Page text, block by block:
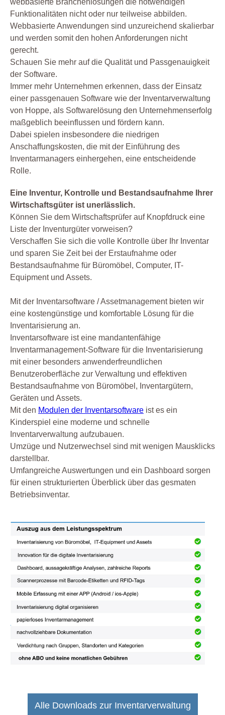
webbasierte Branchenlösungen die notwendigen
Funktionalitäten nicht oder nur teilweise abbilden.
Webbasierte Anwendungen sind unzureichend skalierbar
und werden somit den hohen Anforderungen nicht
gerecht.
Schauen Sie mehr auf die Qualität und Passgenauigkeit
der Software.
Immer mehr Unternehmen erkennen, dass der Einsatz
einer passgenauen Software wie der Inventarverwaltung
von Hoppe, als Softwarelösung den Unternehmenserfolg
maßgeblich beeinflussen und fördern kann.
Dabei spielen insbesondere die niedrigen
Anschaffungskosten, die mit der Einführung des
Inventarmanagers einhergehen, eine entscheidende
Rolle.
Eine Inventur, Kontrolle und Bestandsaufnahme Ihrer
Wirtschaftsgüter ist unerlässlich.
Können Sie dem Wirtschaftsprüfer auf Knopfdruck eine
Liste der Inventurgüter vorweisen?
Verschaffen Sie sich die volle Kontrolle über Ihr Inventar
und sparen Sie Zeit bei der Erstaufnahme oder
Bestandsaufnahme für Büromöbel, Computer, IT-
Equipment und Assets.
Mit der Inventarsoftware / Assetmanagement bieten wir
eine kostengünstige und komfortable Lösung für die
Inventarisierung an.
Inventarsoftware ist eine mandantenfähige
Inventarmanagement-Software für die Inventarisierung
mit einer besonders anwenderfreundlichen
Benutzeroberfläche zur Verwaltung und effektiven
Bestandsaufnahme von Büromöbel, Inventargütern,
Geräten und Assets.
Mit den Modulen der Inventarsoftware ist es ein
Kinderspiel eine moderne und schnelle
Inventarverwaltung aufzubauen.
Umzüge und Nutzerwechsel sind mit wenigen Mausklicks
darstellbar.
Umfangreiche Auswertungen und ein Dashboard sorgen
für einen strukturierten Überblick über das gesmaten
Betriebsinventar.
Alle Downloads zur Inventarverwaltung